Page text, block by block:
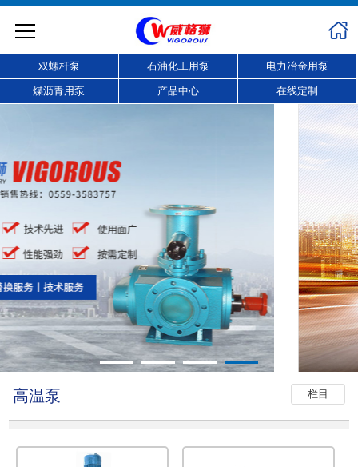
双螺杆泵 石油化工用泵 电力冶金用泵
煤沥青用泵 产品中心 在线定制
栏目
高温泵